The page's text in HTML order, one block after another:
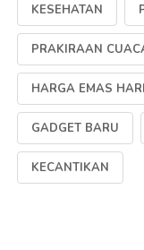
KESEHATAN
PRAKIRAAN
HARGA EMAS
GADGET BARU
KECANTIKAN